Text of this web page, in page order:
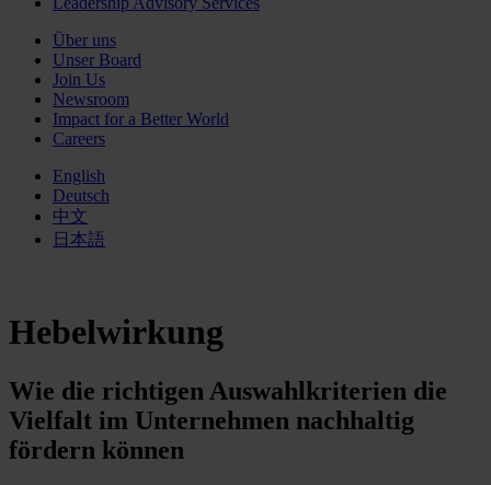
Über uns
Unser Board
Join Us
Newsroom
Impact for a Better World
Careers
English
Deutsch
中文
日本語
Hebelwirkung
Wie die richtigen Auswahl­kriterien die
Vielfalt im Unternehmen nachhaltig
fördern können